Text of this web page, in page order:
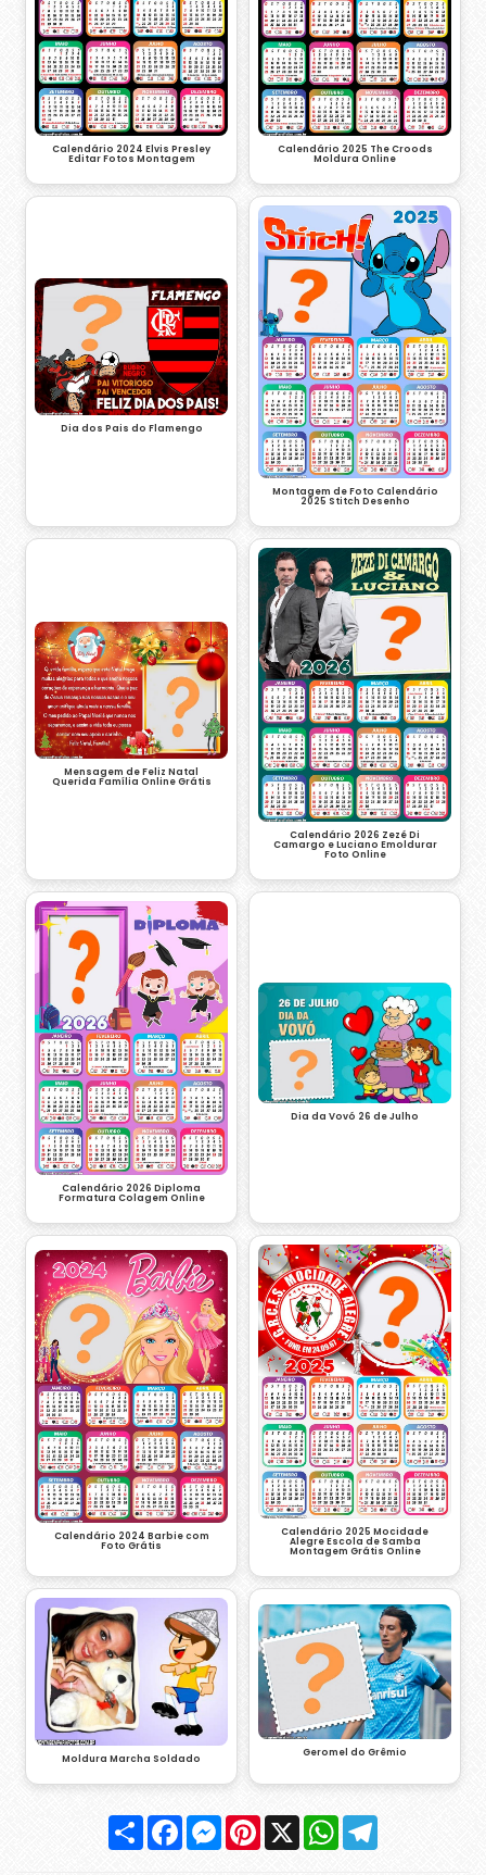
Calendário 2024 Elvis Presley
Editar Fotos Montagem
Calendário 2025 The Croods
Moldura Online
Dia dos Pais do Flamengo
Montagem de Foto Calendário
2025 Stitch Desenho
Mensagem de Feliz Natal
Querida Família Online Grátis
Calendário 2026 Zezé Di
Camargo e Luciano Emoldurar
Foto Online
Calendário 2026 Diploma
Formatura Colagem Online
Dia da Vovó 26 de Julho
Calendário 2024 Barbie com
Foto Grátis
Calendário 2025 Mocidade
Alegre Escola de Samba
Montagem Grátis Online
Moldura Marcha Soldado Geromel do Grêmio
Compartilhar
FacebookMessenger
Pinterest
X WhatsApp